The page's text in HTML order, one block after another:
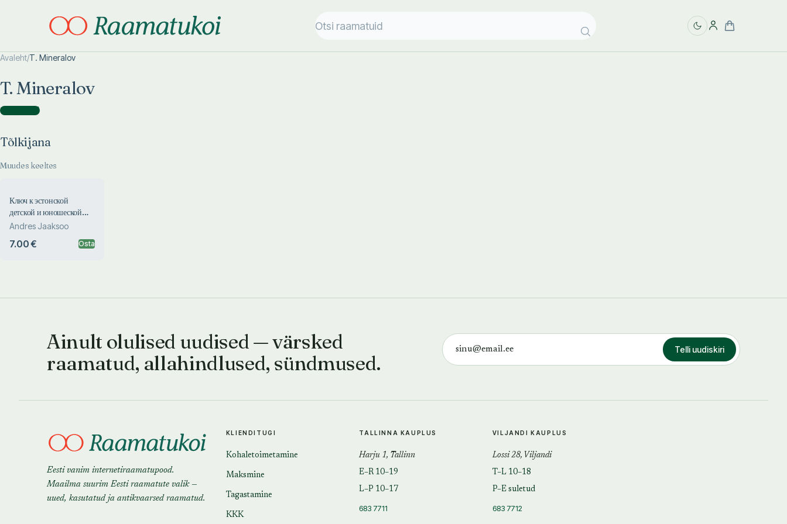
Avaleht/T. Mineralov
T. Mineralov
Tõlkijana )
Tõlkijana
Muudes keeltes
Ключ к эстонской
детской и юношеской
литературе. Klutš k
junošeskoi literature
Andres Jaaksoo
7.00 € Osta
Ainult olulised uudised — värsked
raamatud, allahindlused, sündmused.
Telli uudiskiri
Eesti vanim internetiraamatupood.
Maailma suurim Eesti raamatute valik —
uued, kasutatud ja antikvaarsed raamatud.
KLIENDITUGI
Kohaletoimetamine
Maksmine
Tagastamine
KKK
TALLINNA KAUPLUS
Harju 1, Tallinn
E–R 10–19
L–P 10–17
683 7711
VILJANDI KAUPLUS
Lossi 28, Viljandi
T–L 10–18
P–E suletud
683 7712